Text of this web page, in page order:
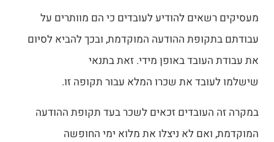
מעסיקים רשאים להודיע לעובדים כי הם מוותרים על
עבודתם בתקופת ההודעה המוקדמת, ובכך להביא לסיום
את עבודת העובד באופן מידי. זאת בתנאי
שישלמו לעובד את שכרו המלא עבור תקופה זו.
במקרה זה העובדים זכאים לשכר בעד תקופת ההודעה
המוקדמת, ואם לא ניצלו את מלוא ימי החופשה